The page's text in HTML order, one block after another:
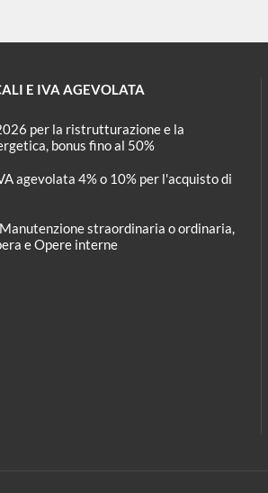
E IVA AGEVOLATA
per la ristrutturazione e la
bonus fino al 50%
agevolata 4% o 10% per l'acquisto di
straordinaria o ordinaria,
e Opere interne